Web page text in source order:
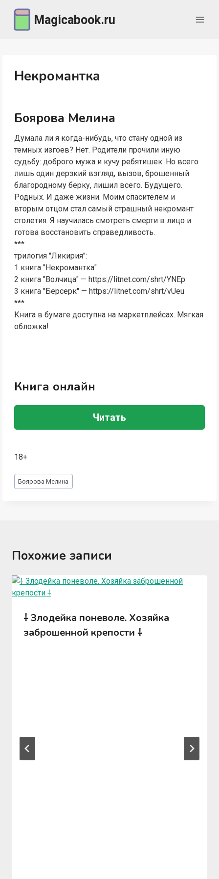
содержимому
Magicabook.ru
Некромантка
Боярова Мелина
Думала ли я когда-нибудь, что стану одной из
темных изгоев? Нет. Родители прочили иную
судьбу: доброго мужа и кучу ребятишек. Но всего
лишь один дерзкий взгляд, вызов, брошенный
благородному берку, лишил всего. Будущего.
Родных. И даже жизни. Моим спасителем и
вторым отцом стал самый страшный некромант
столетия. Я научилась смотреть смерти в лицо и
готова восстановить справедливость.
***
трилогия "Ликирия":
1 книга "Некромантка"
2 книга "Волчица" — https://litnet.com/shrt/YNEp
3 книга "Берсерк" — https://litnet.com/shrt/vUeu
***
Книга в бумаге доступна на маркетплейсах. Мягкая
обложка!
Книга онлайн
Читать
18+
Метки
записи:
Боярова Мелина
Похожие записи
⸸ Злодейка поневоле. Хозяйка
заброшенной крепости ⸸